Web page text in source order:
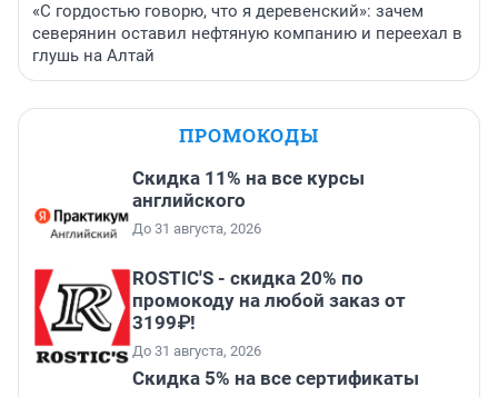
«С гордостью говорю, что я деревенский»: зачем
северянин оставил нефтяную компанию и переехал в
глушь на Алтай
ПРОМОКОДЫ
Скидка 11% на все курсы
английского
До 31 августа, 2026
ROSTIC'S - скидка 20% по
промокоду на любой заказ от
3199₽!
До 31 августа, 2026
Скидка 5% на все сертификаты